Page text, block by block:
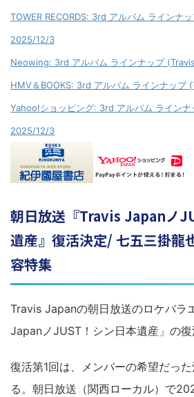
TOWER RECORDS: 3rd アルバム ラインナ
2025/12/3
Neowing: 3rd アルバム ラインナップ
HMV＆BOOKS: 3rd アルバム ラインナッ
Yahoo!ショッピング: 3rd アルバム ライン
2025/12/3
朝日放送『Travis Japanノ
遺産』復活決定/ 七五三掛龍
容特集
Travis Japanの朝日放送のロケバラ
JapanノJUST！シン日本遺産」の復
復活第1回は、メンバーの希望だっ
る。朝日放送（関西ローカル）で